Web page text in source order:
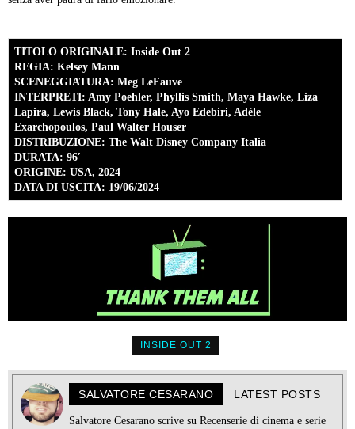
TITOLO ORIGINALE: Inside Out 2
REGIA: Kelsey Mann
SCENEGGIATURA: Meg LeFauve
INTERPRETI: Amy Poehler, Phyllis Smith, Maya Hawke, Liza
Lapira, Lewis Black, Tony Hale, Ayo Edebiri, Adèle
Exarchopoulos, Paul Walter Houser
DISTRIBUZIONE: The Walt Disney Company Italia
DURATA: 96′
ORIGINE: USA, 2024
DATA DI USCITA: 19/06/2024
INSIDE OUT 2
SALVATORE CESARANO LATEST POSTS
Salvatore Cesarano scrive su Recenserie di cinema e serie